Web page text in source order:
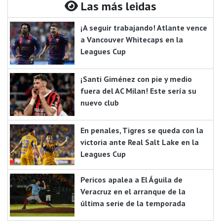
Las más leidas
¡A seguir trabajando! Atlante vence
a Vancouver Whitecaps en la
Leagues Cup
¡Santi Giménez con pie y medio
fuera del AC Milan! Este sería su
nuevo club
En penales, Tigres se queda con la
victoria ante Real Salt Lake en la
Leagues Cup
Pericos apalea a El Águila de
Veracruz en el arranque de la
última serie de la temporada